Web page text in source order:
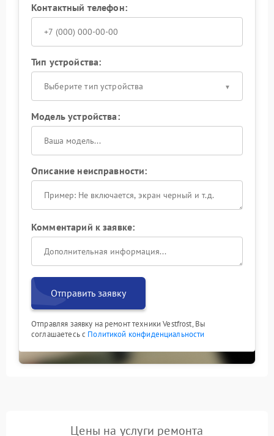
Контактный телефон:
Тип устройства:
Выберите тип устройства
Модель устройства:
Описание неисправности:
Комментарий к заявке:
Отправить заявку
Отправляя заявку на ремонт техники Vestfrost, Вы
соглашаетесь с Политикой конфиденциальности
Цены на услуги ремонта